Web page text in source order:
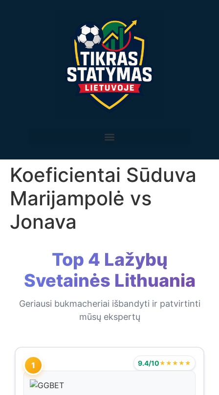
Koeficientai Sūduva
Marijampolė vs
Jonava
Top 4 Lažybų
Svetainės Lithuania
Geriausi bukmacheriai išbandyti ir patvirtinti
mūsų ekspertų
1 9.4/10★★★★★